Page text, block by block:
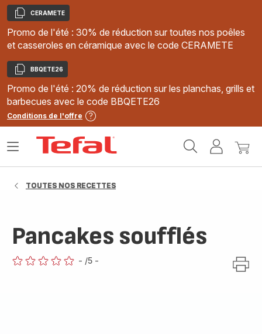
Copier
CERAMETE
Promo de l'été : 30% de réduction sur toutes nos poêles
et casseroles en céramique avec le code CERAMETE
Copier
BBQETE26
Promo de l'été : 20% de réduction sur les planchas, grills et
barbecues avec le code BBQETE26
Conditions de l'offre
MonMon
Ouvrir
TOUTES NOS RECETTES
Pancakes soufflés
- /5 -